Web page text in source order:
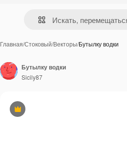
Главная/Стоковый/Векторы/Бутылку водки
Премиум
Бутылку водки
Sicily87